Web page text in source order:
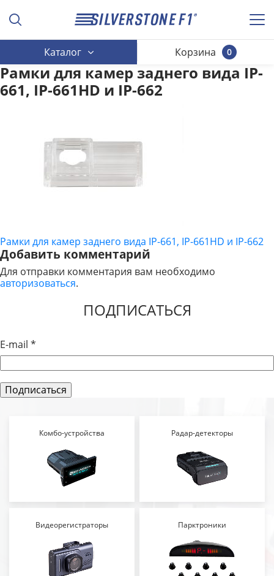
Каталог 0
Корзина
Рамки для камер заднего вида IP-
661, IP-661HD и IP-662
НАВИГАЦИЯ
ПО
ЗАПИСЯМ
Рамки для камер заднего вида IP-661, IP-661HD и IP-662
Добавить комментарий
Для отправки комментария вам необходимо
авторизоваться.
ПОДПИСАТЬСЯ
E-mail *
Комбо-устройства Радар-детекторы
Видеорегистраторы Парктроники